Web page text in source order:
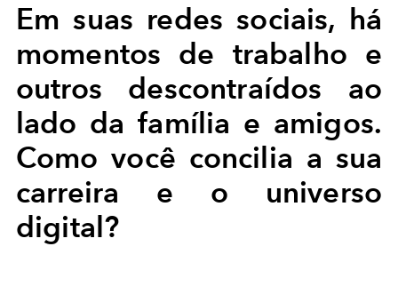
Em suas redes sociais, há
momentos de trabalho e
outros descontraídos ao
lado da família e amigos.
Como você concilia a sua
carreira e o universo
digital?